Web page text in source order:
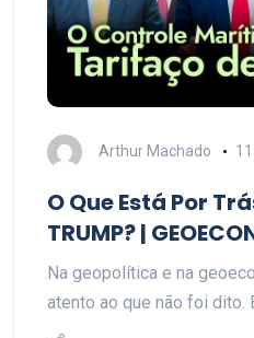
Arthur Machado
O Que Está Por
TRUMP? |
Na geopolítica e na
atento ao que não foi dito.